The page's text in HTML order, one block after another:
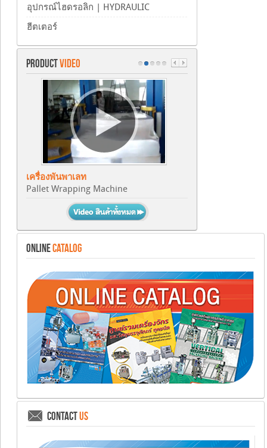
อุปกรณ์ไฮดรอลิก | HYDRAULIC
ฮีตเตอร์
PRODUCTVIDEO
เครื่องพันพาเลท
Pallet Wrapping Machine
ONLINECATALOG
CONTACTUS